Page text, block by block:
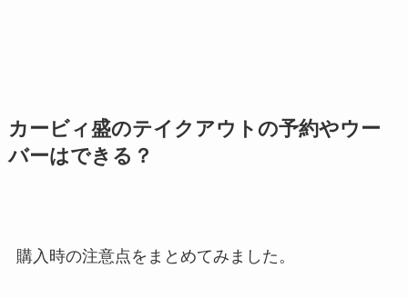
カービィ盛のテイクアウトの予約やウー
バーはできる？
購入時の注意点をまとめてみました。